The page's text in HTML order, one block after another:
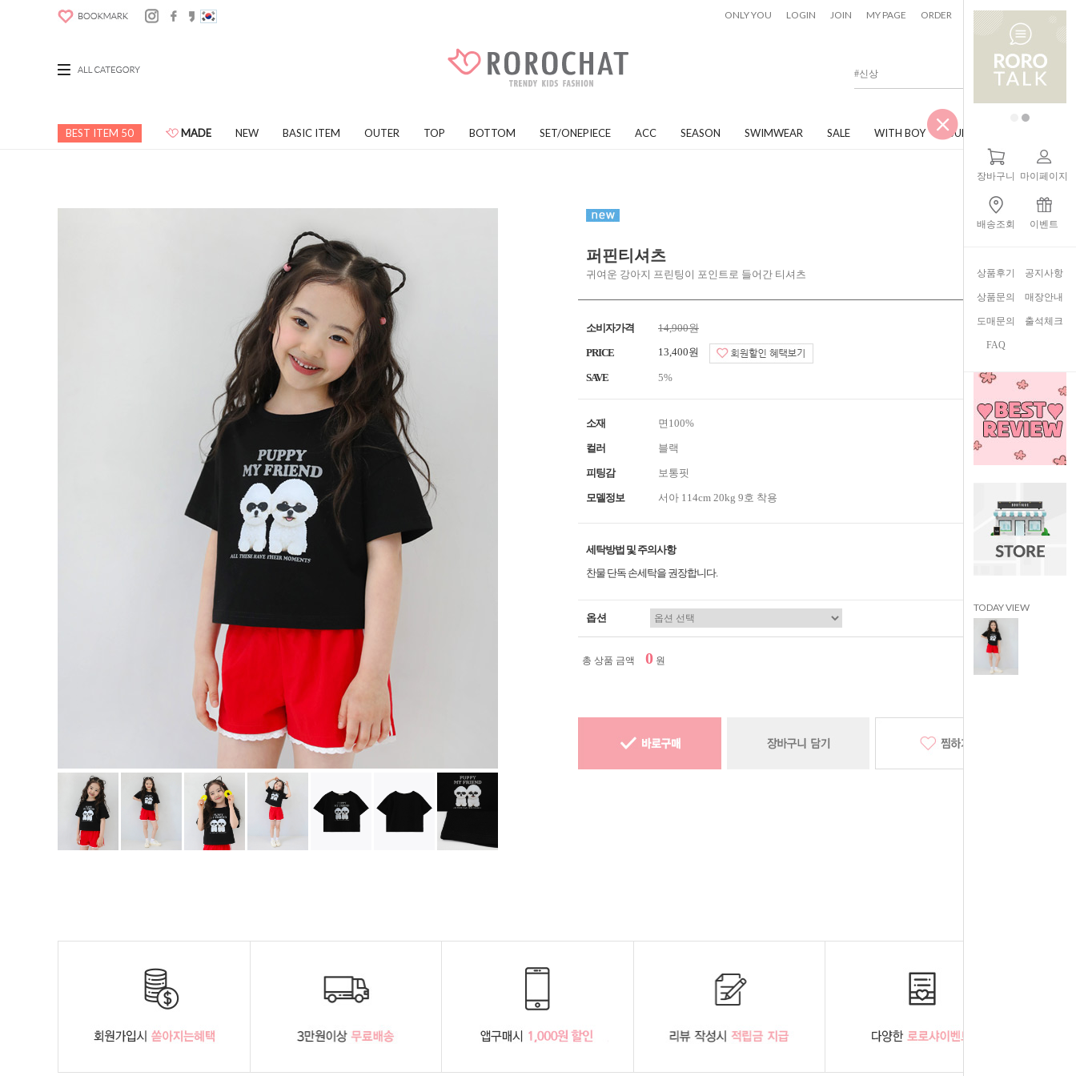
ONLY YOU LOGIN JOIN MY PAGE ORDER CART 0
BEST ITEM 50 MADE NEW BASIC ITEM OUTER TOP BOTTOM SET/ONEPIECE ACC SEASON SWIMWEAR SALE WITH BOY JUNIOR
장바구니 마이페이지
배송조회 이벤트
상품후기 공지사항
상품문의 매장안내
도매문의 출석체크
FAQ
TODAY VIEW
퍼핀티셔츠
귀여운 강아지 프린팅이 포인트로 들어간 티셔츠
소비자가격 14,900원
PRICE 13,400원
SAVE 5%
소재 면100%
컬러 블랙
피팅감 보통핏
모델정보 서아 114cm 20kg 9호 착용
세탁방법 및 주의사항
찬물 단독 손세탁을 권장합니다.
옵션
총 상품 금액 0 원